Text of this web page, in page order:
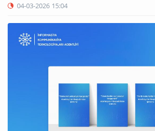
04-03-2026 15:04